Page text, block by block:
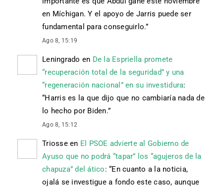
en Míchigan. Y el apoyo de Jarris puede ser
fundamental para conseguirlo.”
Ago 8, 15:19
Leningrado en De la Espriella promete
“recuperación total de la seguridad” y una
“regeneración nacional” en su investidura:
“Harris es la que dijo que no cambiaría nada de
lo hecho por Biden.”
Ago 8, 15:12
Triosseen El PSOE advierte al Gobierno de
Ayuso que no podrá “tapar” los “agujeros de la
chapuza” del ático: “En cuanto a la noticia,
ojalá se investigue a fondo este caso, aunque